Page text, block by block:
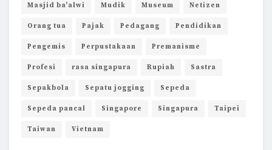
Masjid ba'alwi Mudik Museum Netizen
Orang tua Pajak Pedagang Pendidikan
Pengemis Perpustakaan Premanisme
Profesi rasa singapura Rupiah Sastra
Sepakbola Sepatu jogging Sepeda
Sepeda pancal Singapore Singapura Taipei
Taiwan Vietnam